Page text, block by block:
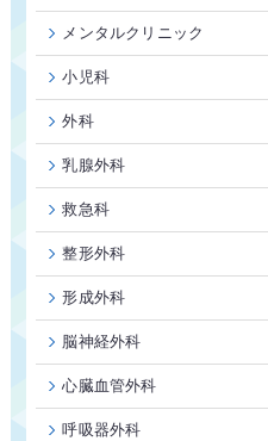
メンタルクリニック
小児科
外科
乳腺外科
救急科
整形外科
形成外科
脳神経外科
心臓血管外科
呼吸器外科